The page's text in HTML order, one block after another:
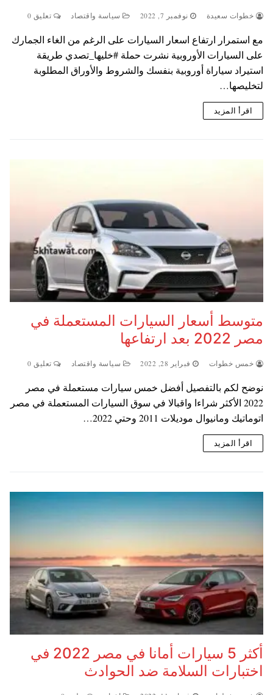
خطوات سعيدة نوفمبر 7, 2022 سياسة واقتصاد تعليق 0
مع استمرار ارتفاع اسعار السيارات على الرغم من الغاء الجمارك
على السيارات الأوروبية نشرت حملة #خليها_تصدي طريقة
استيراد سياراة أوروبية بنفسك والشروط والأوراق المطلوبة
لتخليصها…
اقرأ المزيد
متوسط أسعار السيارات المستعملة في
مصر 2022 بعد ارتفاعها
خمس خطوات فبراير 28, 2022 سياسة واقتصاد تعليق 0
نوضح لكم بالتفصيل أفضل خمس سيارات مستعملة في مصر
2022 الأكثر شراءا واقبالا في سوق السيارات المستعملة في مصر
اتوماتيك ومانيوال موديلات 2011 وحتي 2022…
اقرأ المزيد
أكثر 5 سيارات أمانا في مصر 2022 في
اختبارات السلامة ضد الحوادث